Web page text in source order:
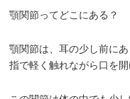
顎関節ってどこにある？
顎関節は、耳の少し前にあ
指で軽く触れながら口を